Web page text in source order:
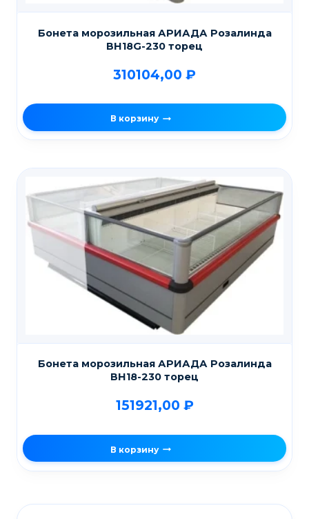
Бонета морозильная АРИАДА Розалинда
ВН18G-230 торец
310104,00 ₽
В корзину
Бонета морозильная АРИАДА Розалинда
ВН18-230 торец
151921,00 ₽
В корзину